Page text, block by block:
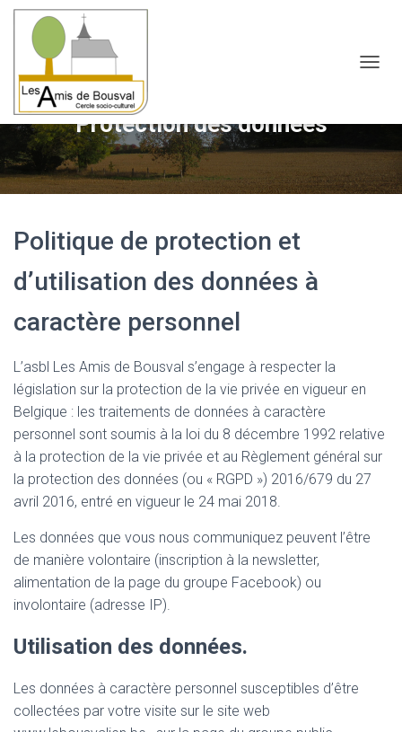
Protection des données
Politique de protection et
d’utilisation des données à
caractère personnel
L’asbl Les Amis de Bousval s’engage à respecter la
législation sur la protection de la vie privée en vigueur en
Belgique : les traitements de données à caractère
personnel sont soumis à la loi du 8 décembre 1992 relative
à la protection de la vie privée et au Règlement général sur
la protection des données (ou « RGPD ») 2016/679 du 27
avril 2016, entré en vigueur le 24 mai 2018.
Les données que vous nous communiquez peuvent l’être
de manière volontaire (inscription à la newsletter,
alimentation de la page du groupe Facebook) ou
involontaire (adresse IP).
Utilisation des données.
Les données à caractère personnel susceptibles d’être
collectées par votre visite sur le site web